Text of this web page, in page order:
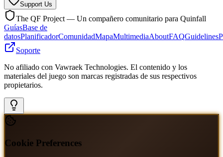
Support Us
The QF Project — Un compañero comunitario para Quinfall
GuíasBase de
datosPlanificadorComunidadMapaMultimediaAboutFAQGuidelines
Soporte
No afiliado con Vawraek Technologies. El contenido y los
materiales del juego son marcas registradas de sus respectivos
propietarios.
Cookie Preferences